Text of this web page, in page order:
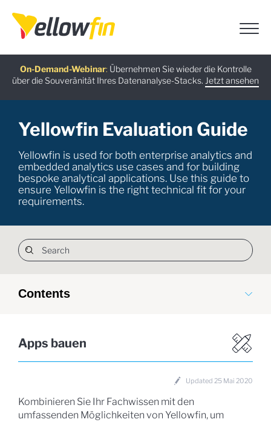
On-Demand-Webinar: Übernehmen Sie wieder die Kontrolle
über die Souveränität Ihres Datenanalyse-Stacks. Jetzt ansehen
Neueste Version
Kostenloser Leitfaden :
Jetzt herunterladen
KI-Chatbot-Assistenten:
Yellowfin Evaluation Guide
Yellowfin is used for both enterprise analytics and
embedded analytics use cases and for building
bespoke analytical applications. Use this guide to
ensure Yellowfin is the right technical fit for your
requirements.
Contents
Apps bauen
Updated 25 Mai 2020
Kombinieren Sie Ihr Fachwissen mit den
umfassenden Möglichkeiten von Yellowfin, um